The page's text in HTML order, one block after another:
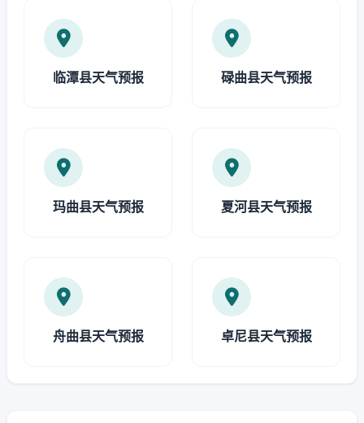
临潭县天气预报 碌曲县天气预报
玛曲县天气预报 夏河县天气预报
舟曲县天气预报 卓尼县天气预报